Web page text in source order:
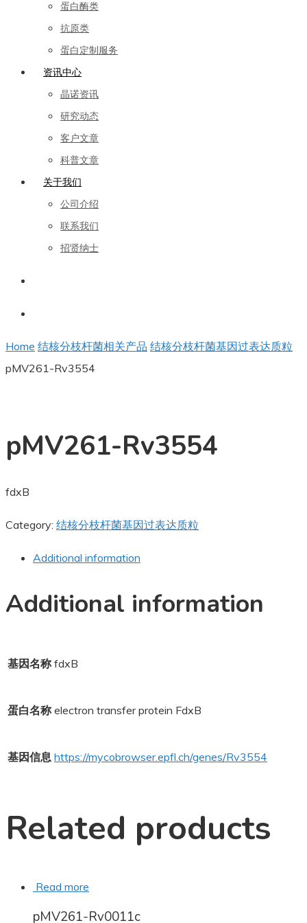
蛋白酶类
抗原类
蛋白定制服务
资讯中心
晶诺资讯
研究动态
客户文章
科普文章
关于我们
公司介绍
联系我们
招贤纳士
Home 结核分枝杆菌相关产品 结核分枝杆菌基因过表达质粒
pMV261-Rv3554
pMV261-Rv3554
fdxB
Category: 结核分枝杆菌基因过表达质粒
Additional information
Additional information
基因名称 fdxB
蛋白名称 electron transfer protein FdxB
基因信息 https://mycobrowser.epfl.ch/genes/Rv3554
Related products
Read more
pMV261-Rv0011c